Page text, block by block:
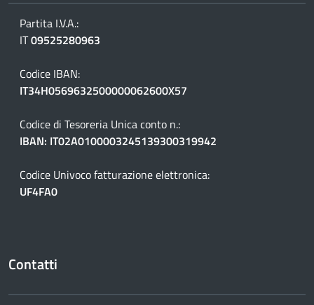
Partita I.V.A.:
IT09525280963
Codice IBAN:
IT34H0569632500000062600X57
Codice di Tesoreria Unica conto n.:
IBAN: IT02A0100003245139300319942
Codice Univoco fatturazione elettronica:
UF4FA0
Contatti